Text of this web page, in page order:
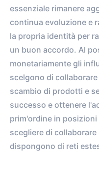
essenziale rimanere
continua evoluzione e
la propria identità per
un buon accordo. Al
monetariamente gli
scelgono di
scambio di prodotti e
successo e ottenere
prim'ordine in
scegliere di
dispongono di reti